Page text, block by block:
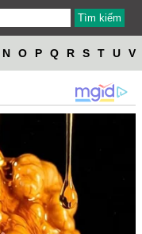
N O P Q R S T U V